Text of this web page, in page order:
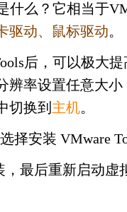
什么？它相当于
驱动、鼠标驱动。
后，可以极大
辨率设置任意大
切换到 主机。
择安装 VMware
最后重新启动虚